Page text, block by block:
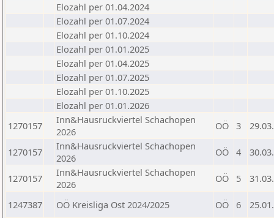
Elozahl per 01.04.2024
Elozahl per 01.07.2024
Elozahl per 01.10.2024
Elozahl per 01.01.2025
Elozahl per 01.04.2025
Elozahl per 01.07.2025
Elozahl per 01.10.2025
Elozahl per 01.01.2026
1270157
Inn&Hausruckviertel Schachopen
2026
OÖ 3
1270157
Inn&Hausruckviertel Schachopen
2026
OÖ 4
1270157
Inn&Hausruckviertel Schachopen
2026
OÖ 5
1247387 OÖ Kreisliga Ost 2024/2025 OÖ 6